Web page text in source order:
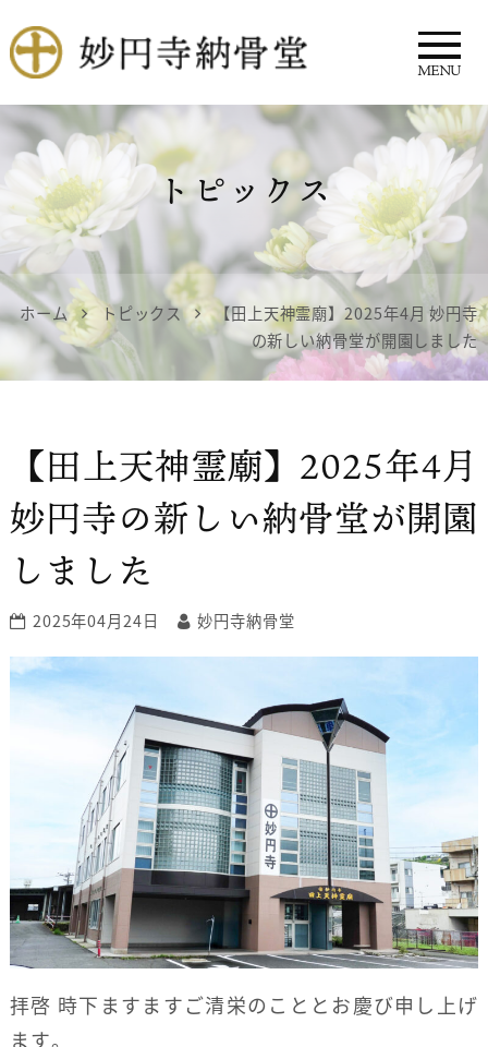
妙円寺 納骨堂
MENU
トピックス
ホーム トピックス
【田上天神霊廟】2025年4月 妙円寺
の新しい納骨堂が開園しました
【田上天神霊廟】2025年4月
妙円寺の新しい納骨堂が開園
しました
2025年04月24日 妙円寺納骨堂
拝啓 時下ますますご清栄のこととお慶び申し上げ
ます。